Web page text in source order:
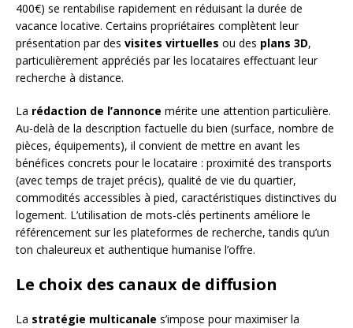
400€) se rentabilise rapidement en réduisant la durée de
vacance locative. Certains propriétaires complètent leur
présentation par des visites virtuelles ou des plans 3D,
particulièrement appréciés par les locataires effectuant leur
recherche à distance.
La rédaction de l’annonce mérite une attention particulière.
Au-delà de la description factuelle du bien (surface, nombre de
pièces, équipements), il convient de mettre en avant les
bénéfices concrets pour le locataire : proximité des transports
(avec temps de trajet précis), qualité de vie du quartier,
commodités accessibles à pied, caractéristiques distinctives du
logement. L’utilisation de mots-clés pertinents améliore le
référencement sur les plateformes de recherche, tandis qu’un
ton chaleureux et authentique humanise l’offre.
Le choix des canaux de diffusion
La stratégie multicanale s’impose pour maximiser la